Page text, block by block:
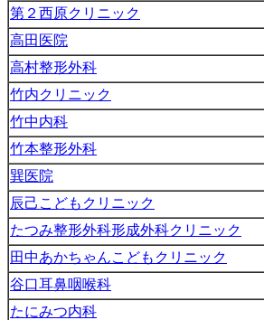
第２西原クリニック
高田医院
高村整形外科
竹内クリニック
竹中内科
竹本整形外科
巽医院
辰己こどもクリニック
たつみ整形外科形成外科クリニック
田中あかちゃんこどもクリニック
谷口耳鼻咽喉科
たにみつ内科